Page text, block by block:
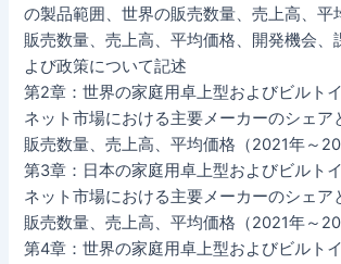
の製品範囲、世界の販売数量、売上高、平
販売数量、売上高、平均価格、開発機会、
よび政策について記述
第2章：世界の家庭用卓上型およびビルト
ネット市場における主要メーカーのシェア
販売数量、売上高、平均価格（2021年～
第3章：日本の家庭用卓上型およびビルト
ネット市場における主要メーカーのシェア
販売数量、売上高、平均価格（2021年～
第4章：世界の家庭用卓上型およびビルト